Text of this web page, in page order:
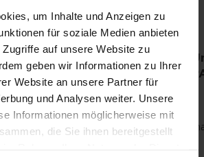
um Inhalte und Anzeigen zu
für soziale Medien anbieten
auf unsere Website zu
geben wir Informationen zu Ihrer
Website an unsere Partner für
und Analysen weiter. Unsere
Informationen möglicherweise mit
die Sie ihnen bereitgestellt
XL PAEU0339
mit einer
von 124 x 48,5 cm